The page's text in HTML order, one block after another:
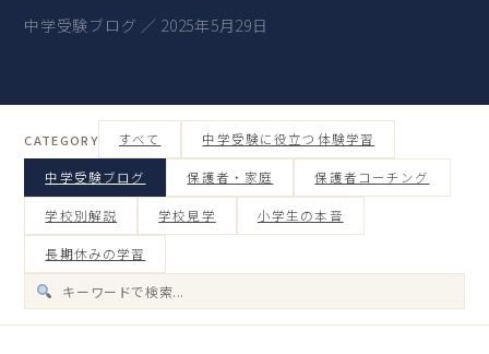
中学受験ブログ ／ 2025年5月29日
CATEGORY すべて 中学受験に役立つ体験学習
中学受験ブログ 保護者・家庭 保護者コーチング
学校別解説 学校見学 小学生の本音
長期休みの学習